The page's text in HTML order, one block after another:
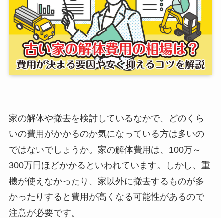
家の解体や撤去を検討しているなかで、どのくら
いの費用がかかるのか気になっている方は多いの
ではないでしょうか。家の解体費用は、100万～
300万円ほどかかるといわれています。しかし、重
機が使えなかったり、家以外に撤去するものが多
かったりすると費用が高くなる可能性があるので
注意が必要です。